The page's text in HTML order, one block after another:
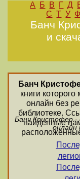
А Б В Г Д
С Т У Ф
Банч
и
Банч
книги
онлайн без
библиотеке.
найденные
Банч Кристофер -
онлайн